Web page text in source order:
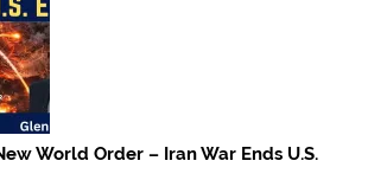
World Order – Iran War Ends U.S.